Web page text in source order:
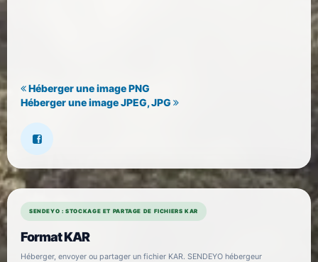
Héberger une image PNG
Héberger une image JPEG, JPG
SENDEYO : STOCKAGE ET PARTAGE DE FICHIERS KAR
Format KAR
Héberger, envoyer ou partager un fichier KAR. SENDEYO hébergeur